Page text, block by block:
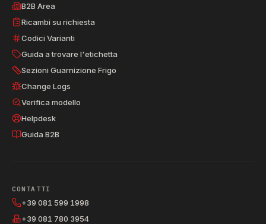
B2B Area
Ricambi su richiesta
Codici Varianti
Guida a trovare l'etichetta
Sezioni Guarnizione Frigo
Change Logs
Verifica modello
Helpdesk
Guida B2B
CONTATTI
+39 081 599 1998
+39 081 780 3954